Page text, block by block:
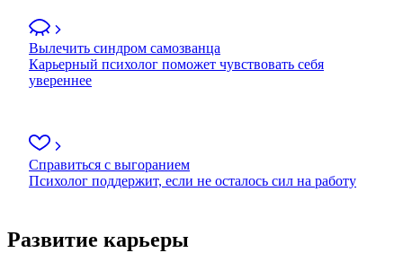
Вылечить синдром самозванца
Карьерный психолог поможет чувствовать себя
увереннее
Справиться с выгоранием
Психолог поддержит, если не осталось сил на работу
Развитие карьеры